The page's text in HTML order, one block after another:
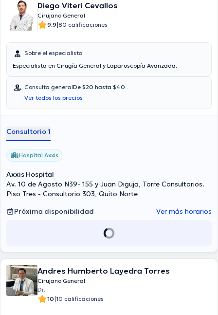
Diego Viteri Cevallos
Cirujano General
9.9|80 calificaciones
Sobre el especialista
Especialista en Cirugía General y Laparoscopía Avanzada.
Consulta generalDe $20 hasta $40
Ver todos los precios
Consultorio 1
Hospital Axxis
Axxis Hospital
Av. 10 de Agosto N39- 155 y Juan Diguja, Torre Consultorios.
Piso Tres - Consultorio 303, Quito Norte
Próxima disponibilidad
Ver más horarios
Andres Humberto Layedra Torres
Cirujano General
Dr.
10|10 calificaciones